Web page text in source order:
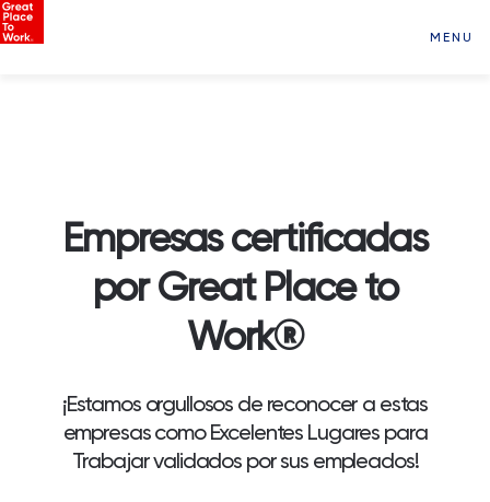
MENU
Empresas certificadas
por Great Place to
Work®
¡Estamos orgullosos de reconocer a estas
empresas como Excelentes Lugares para
Trabajar validados por sus empleados!